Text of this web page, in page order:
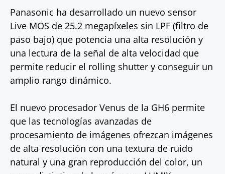
Panasonic ha desarrollado un nuevo sensor
Live MOS de 25.2 megapíxeles sin LPF (filtro de
paso bajo) que potencia una alta resolución y
una lectura de la señal de alta velocidad que
permite reducir el rolling shutter y conseguir un
amplio rango dinámico.
El nuevo procesador Venus de la GH6 permite
que las tecnologías avanzadas de
procesamiento de imágenes ofrezcan imágenes
de alta resolución con una textura de ruido
natural y una gran reproducción del color, un